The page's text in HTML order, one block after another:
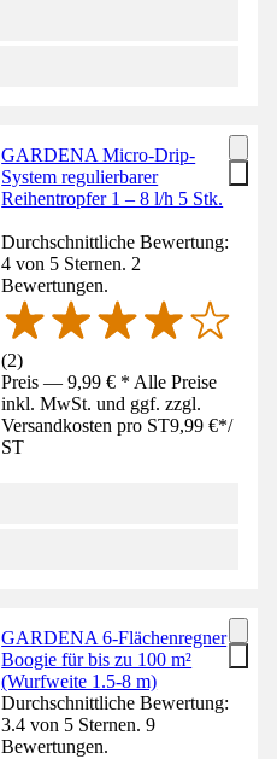
GARDENA Micro-Drip-
System regulierbarer
Reihentropfer 1 – 8 l/h 5 Stk.
Durchschnittliche Bewertung:
4 von 5 Sternen. 2
Bewertungen.
(2)
Preis — 9,99 € * Alle Preise
inkl. MwSt. und ggf. zzgl.
Versandkosten pro ST9,99 €*/
ST
GARDENA 6-Flächenregner
Boogie für bis zu 100 m²
(Wurfweite 1.5-8 m)
Durchschnittliche Bewertung:
3.4 von 5 Sternen. 9
Bewertungen.